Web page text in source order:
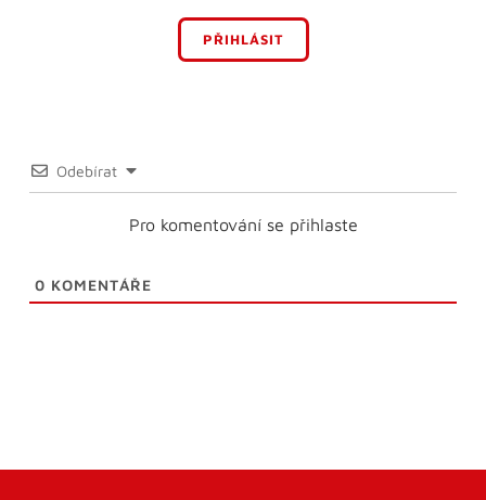
PŘIHLÁSIT
Odebírat
Pro komentování se přihlaste
0 KOMENTÁŘE